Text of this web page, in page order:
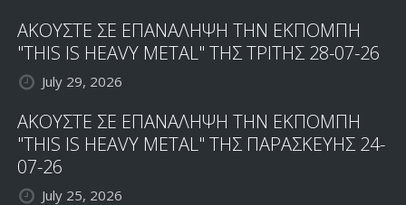
ΑΚΟΥΣΤΕ ΣΕ ΕΠΑΝΑΛΗΨΗ ΤΗΝ ΕΚΠΟΜΠΗ
"THIS IS HEAVY METAL" ΤΗΣ ΤΡΙΤΗΣ 28-07-26
July 29, 2026
ΑΚΟΥΣΤΕ ΣΕ ΕΠΑΝΑΛΗΨΗ ΤΗΝ ΕΚΠΟΜΠΗ
"THIS IS HEAVY METAL" ΤΗΣ ΠΑΡΑΣΚΕΥΗΣ 24-
07-26
July 25, 2026